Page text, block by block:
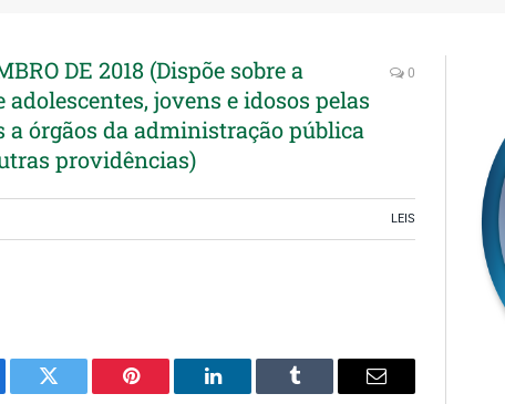
DE 2018 (Dispõe sobre a
jovens e idosos pelas
a órgãos da administração pública
providências)
0
LEIS
Twitter Pinterest LinkedIn Tumblr Email